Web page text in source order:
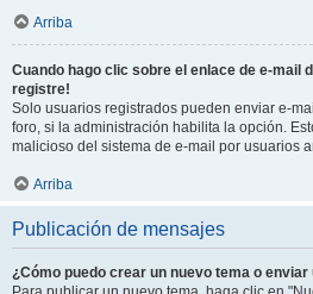
Arriba
Cuando hago clic sobre el enlace de e-mail
registre!
Solo usuarios registrados pueden enviar e-
foro, si la administración habilita la opción.
malicioso del sistema de e-mail por usuarios
Arriba
Publicación de mensajes
¿Cómo puedo crear un nuevo tema o